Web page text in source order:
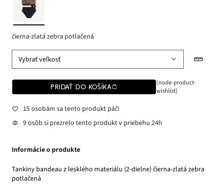
čierna-zlatá zebra potlačená
Vybrať veľkosť
PRIDAŤ DO KOŠÍKA
[node-product-
wishlist]
15 osobám sa tento produkt páči
9 osôb si prezrelo tento produkt v priebehu 24h
Informácie o produkte
Tankiny bandeau z lesklého materiálu (2-dielne) čierna-zlatá zebra
potlačená